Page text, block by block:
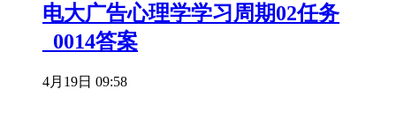
电大广告心理学学习周期02任务
_0014答案
4月19日 09:58